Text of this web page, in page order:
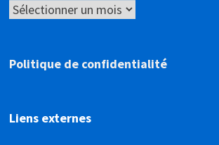
Archives
Politique de confidentialité
Liens externes